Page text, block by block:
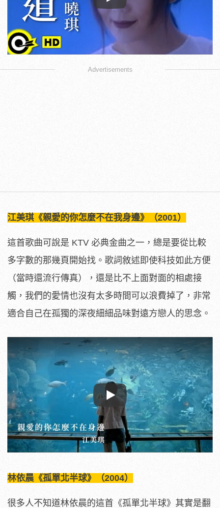
Play
Advertisements
江美琪《親愛的你怎麼不在我身邊》（2001）
這首歌曲可說是 KTV 必典金曲之一，總是要從比較
多字數的那幾頁開始找。歌詞敘述即使科技如此方便
（當時還流行傳真），還是比不上面對面的相處接
觸，我們的愛情也沒有太多時間可以浪費掉了，非常
適合自己在孤獨的深夜細細品味對遠方戀人的思念。
Play
林依晨《孤單北半球》（2004）
很多人不知道林依晨的這首《孤單北半球》其實是翻